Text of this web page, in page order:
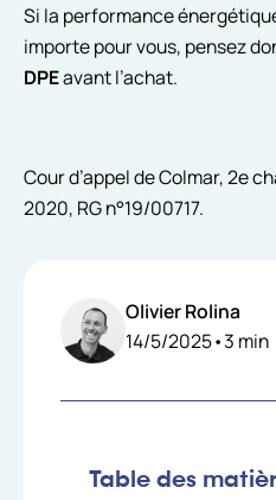
Olivier Rolina
14/5/2025•3 min
Table des
Si la performance
importe pour vous, pensez
DPEavant l’achat.
Cour d’appel de Colmar, 2e
2020, RG n°19/00717.